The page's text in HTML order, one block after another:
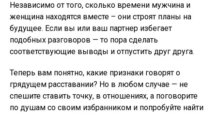
Независимо от того, сколько времени мужчина и
женщина находятся вместе – они строят планы на
будущее. Если вы или ваш партнер избегает
подобных разговоров — то пора сделать
соответствующие выводы и отпустить друг друга.
Теперь вам понятно, какие признаки говорят о
грядущем расставании? Но в любом случае — не
спешите ставить точку, в отношениях, а поговорите
по душам со своим избранником и попробуйте найти